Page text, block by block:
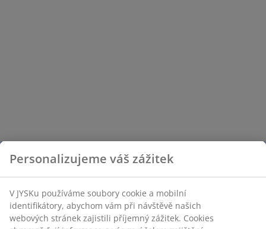
Personalizujeme váš zážitek
V JYSKu používáme soubory cookie a mobilní
identifikátory, abychom vám při návštěvě našich
webových stránek zajistili příjemný zážitek. Cookies